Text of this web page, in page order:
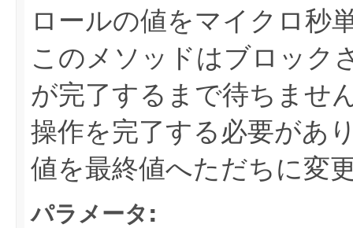
ロールの値をマイクロ秒
このメソッドはブロック
が完了するまで待ちませ
操作を完了する必要があ
値を最終値へただちに変
パラメータ: